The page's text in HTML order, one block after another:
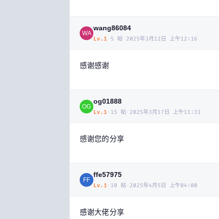
WA
wang86084
Lv. 1 · 5 帖 · 2025年3月12日 上午12:16
感谢感谢
OG
og01888
Lv. 1 · 15 帖 · 2025年3月17日 上午11:31
感谢您的分享
FF
ffe57975
Lv. 1 · 10 帖 · 2025年4月5日 上午04:00
感谢大佬分享